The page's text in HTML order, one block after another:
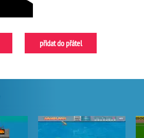
přidat do přátel